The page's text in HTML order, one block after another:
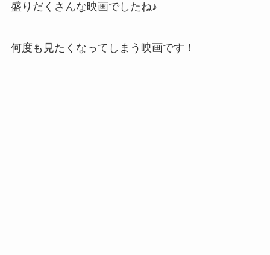
盛りだくさんな映画でしたね♪
何度も見たくなってしまう映画です！